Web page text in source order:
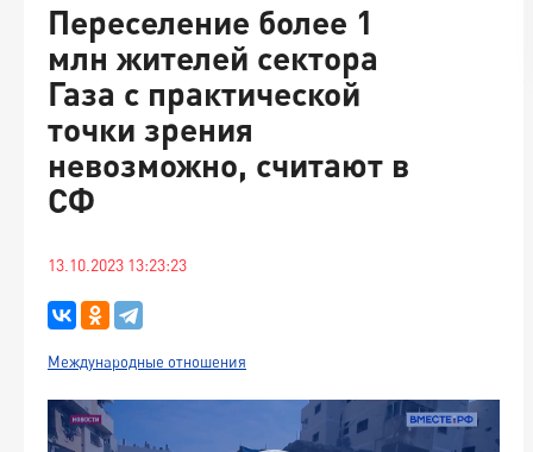
Переселение более 1
млн жителей сектора
Газа с практической
точки зрения
невозможно, считают в
СФ
13.10.2023 13:23:23
Международные отношения